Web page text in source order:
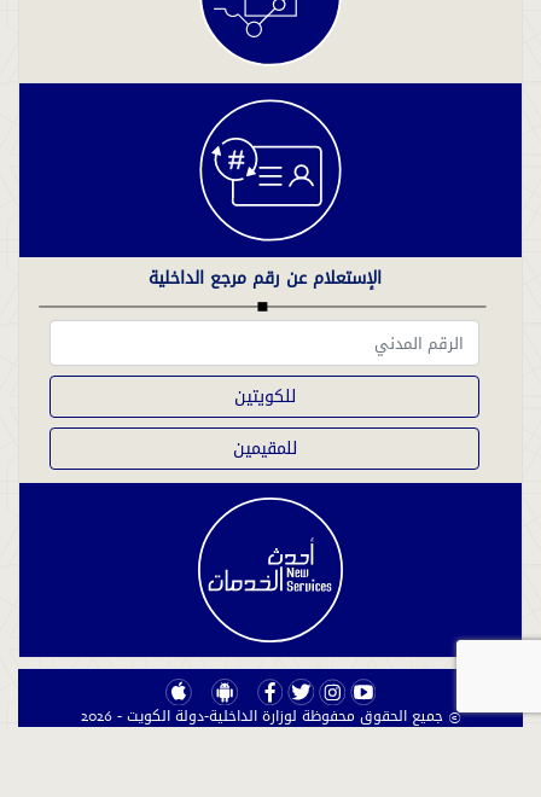
الإستعلام عن رقم مرجع الداخلية
للكويتين
للمقيمين
© جميع الحقوق محفوظة لوزارة الداخلية-دولة الكويت - 2026